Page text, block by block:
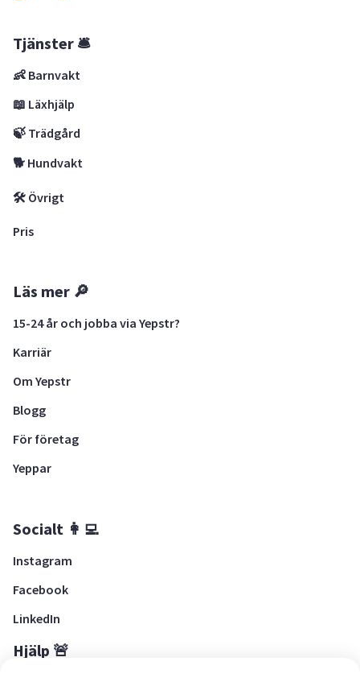
Tjänster 🛎
👶 Barnvakt
📖 Läxhjälp
🍃 Trädgård
🐕 Hundvakt
🛠 Övrigt
Pris
Läs mer 🔎
15-24 år och jobba via Yepstr?
Karriär
Om Yepstr
Blogg
För företag
Yeppar
Socialt 👩‍💻
Instagram
Facebook
LinkedIn
Hjälp 🚨